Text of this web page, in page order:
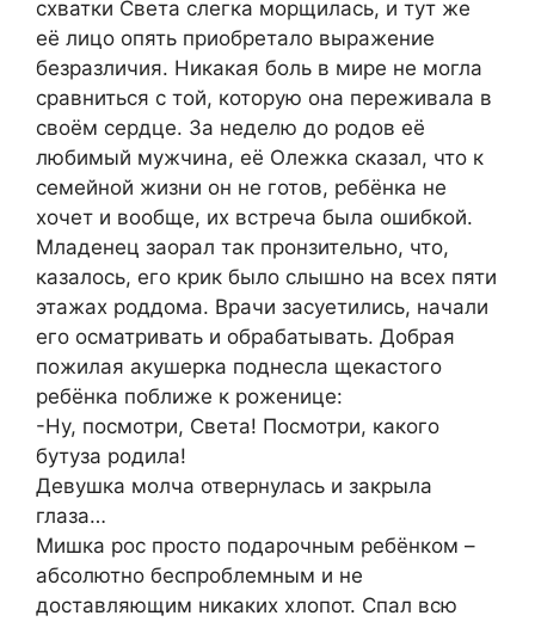
схватки Света слегка морщилась, и тут же
её лицо опять приобретало выражение
безразличия. Никакая боль в мире не могла
сравниться с той, которую она переживала в
своём сердце. За неделю до родов её
любимый мужчина, её Олежка сказал, что к
семейной жизни он не готов, ребёнка не
хочет и вообще, их встреча была ошибкой.
Младенец заорал так пронзительно, что,
казалось, его крик было слышно на всех пяти
этажах роддома. Врачи засуетились, начали
его осматривать и обрабатывать. Добрая
пожилая акушерка поднесла щекастого
ребёнка поближе к роженице:
-Ну, посмотри, Света! Посмотри, какого
бутуза родила!
Девушка молча отвернулась и закрыла
глаза…
Мишка рос просто подарочным ребёнком –
абсолютно беспроблемным и не
доставляющим никаких хлопот. Спал всю